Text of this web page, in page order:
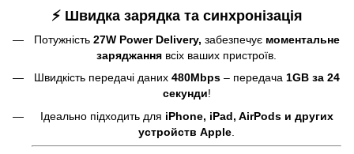
⚡ Швидка зарядка та синхронізація
Потужність 27W Power Delivery, забезпечує моментальне
заряджання всіх ваших пристроїв.
Швидкість передачі даних 480Mbps– передача 1GB за 24
секунди!
Ідеально підходить для iPhone, iPad, AirPods и других
устройств Apple